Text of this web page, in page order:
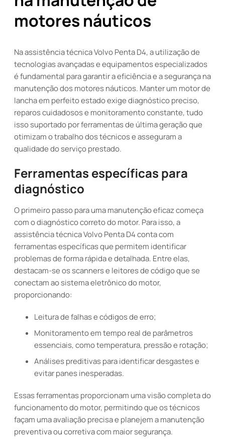
motores náuticos
Na assistência técnica Volvo Penta D4, a utilização de
tecnologias avançadas e equipamentos especializados
é fundamental para garantir a eficiência e a segurança na
manutenção dos motores náuticos. Manter um motor de
lancha em perfeito estado exige diagnóstico preciso,
reparos cuidadosos e monitoramento constante, tudo
isso suportado por ferramentas de última geração que
otimizam o trabalho dos técnicos e asseguram a
qualidade do serviço prestado.
Ferramentas específicas para
diagnóstico
O primeiro passo para uma manutenção eficaz começa
com o diagnóstico correto do motor. Para isso, a
assistência técnica Volvo Penta D4 conta com
ferramentas específicas que permitem identificar
problemas de forma rápida e detalhada. Entre elas,
destacam-se os scanners e leitores de código que se
conectam ao sistema eletrônico do motor,
proporcionando:
Leitura de falhas e códigos de erro;
Monitoramento em tempo real de parâmetros
essenciais, como temperatura, pressão e rotação;
Análises preditivas para identificar desgastes e
evitar panes inesperadas.
Essas ferramentas proporcionam uma visão completa do
funcionamento do motor, permitindo que os técnicos
façam uma avaliação precisa e planejem a manutenção
preventiva ou corretiva com maior segurança.